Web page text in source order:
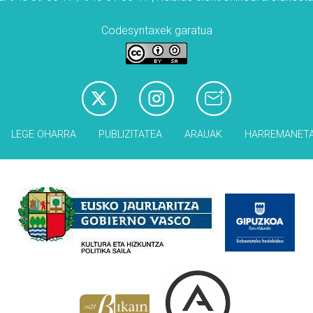
Codesyntaxek garatua
LEGE OHARRA PUBLIZITATEA ARAUAK